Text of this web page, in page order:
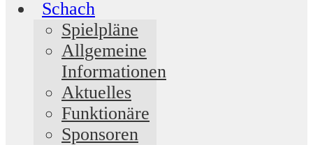
Schach
Spielpläne
Allgemeine
Informationen
Aktuelles
Funktionäre
Sponsoren